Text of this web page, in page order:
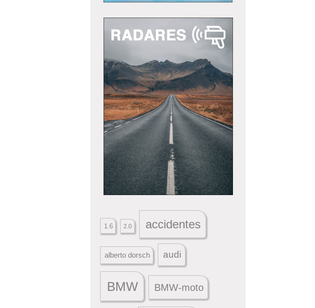
1.6 2.0 accidentes
alberto dorsch audi
BMW BMW-moto